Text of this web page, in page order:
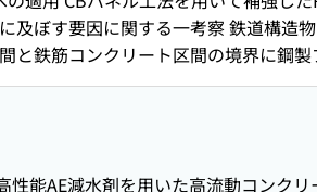
テム コンクリートひび割れ自動検出
川の水位変化予測解析 : IoTによるゲ
抑制効果の確認 鉄粉を用いた自然由
及ぼす要因に関する一考察 鉄道構造
と鉄筋コンクリート区間の境界に鋼
非観測階の地震応答推定手法 : 単点
掘削底地盤のリバウンド変位に伴う
検討 領域気象モデルによる市街地上
・適用範囲拡大検討 蒸気熱による雑
能AE減水剤を用いた高流動コンク